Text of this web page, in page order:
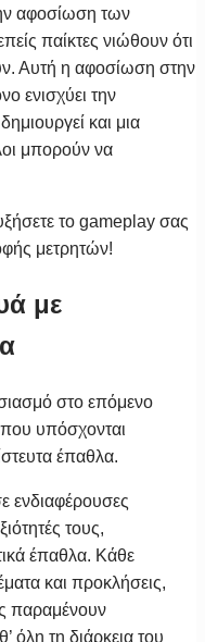
αφοσίωση των
παίκτες νιώθουν ότι
Αυτή η αφοσίωση στην
ενισχύει την
και μια
μπορούν να
το gameplay σας
μετρητών!
με
στο επόμενο
υπόσχονται
έπαθλα.
ενδιαφέρουσες
τους,
έπαθλα. Κάθε
και προκλήσεις,
παραμένουν
όλη τη διάρκεια του